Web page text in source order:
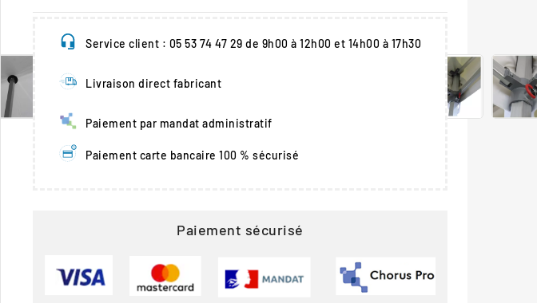
Service client : 05 53 74 47 29 de 9h00 à 12h00 et 14h00 à 17h30
Livraison direct fabricant
Paiement par mandat administratif
Paiement carte bancaire 100 % sécurisé
Paiement sécurisé